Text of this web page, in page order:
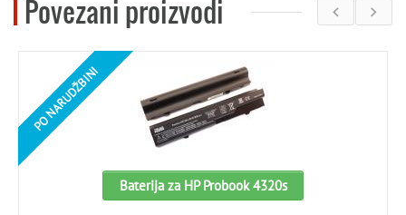
Povezani proizvodi
Baterija za HP Probook 4320s
PO NARUDŽBINI